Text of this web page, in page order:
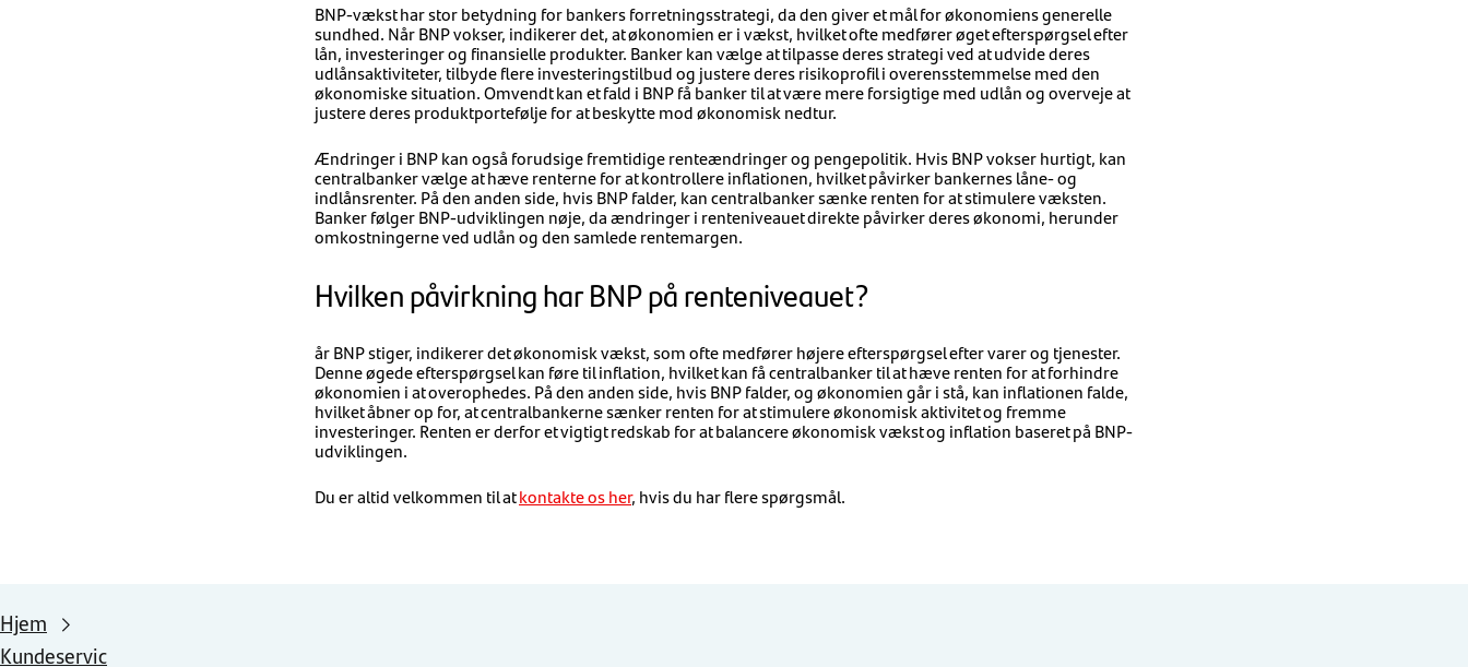
BNP-vækst har stor betydning for bankers forretningsstrategi, da den giver et mål for økonomiens generelle
sundhed. Når BNP vokser, indikerer det, at økonomien er i vækst, hvilket ofte medfører øget efterspørgsel efter
lån, investeringer og finansielle produkter. Banker kan vælge at tilpasse deres strategi ved at udvide deres
udlånsaktiviteter, tilbyde flere investeringstilbud og justere deres risikoprofil i overensstemmelse med den
økonomiske situation. Omvendt kan et fald i BNP få banker til at være mere forsigtige med udlån og overveje at
justere deres produktportefølje for at beskytte mod økonomisk nedtur.
Ændringer i BNP kan også forudsige fremtidige renteændringer og pengepolitik. Hvis BNP vokser hurtigt, kan
centralbanker vælge at hæve renterne for at kontrollere inflationen, hvilket påvirker bankernes låne- og
indlånsrenter. På den anden side, hvis BNP falder, kan centralbanker sænke renten for at stimulere væksten.
Banker følger BNP-udviklingen nøje, da ændringer i renteniveauet direkte påvirker deres økonomi, herunder
omkostningerne ved udlån og den samlede rentemargen.
Hvilken påvirkning har BNP på renteniveauet?
år BNP stiger, indikerer det økonomisk vækst, som ofte medfører højere efterspørgsel efter varer og tjenester.
Denne øgede efterspørgsel kan føre til inflation, hvilket kan få centralbanker til at hæve renten for at forhindre
økonomien i at overophedes. På den anden side, hvis BNP falder, og økonomien går i stå, kan inflationen falde,
hvilket åbner op for, at centralbankerne sænker renten for at stimulere økonomisk aktivitet og fremme
investeringer. Renten er derfor et vigtigt redskab for at balancere økonomisk vækst og inflation baseret på BNP-
udviklingen.
Du er altid velkommen til atkontakte os her, hvis du har flere spørgsmål.
Hjem
Kundeservic